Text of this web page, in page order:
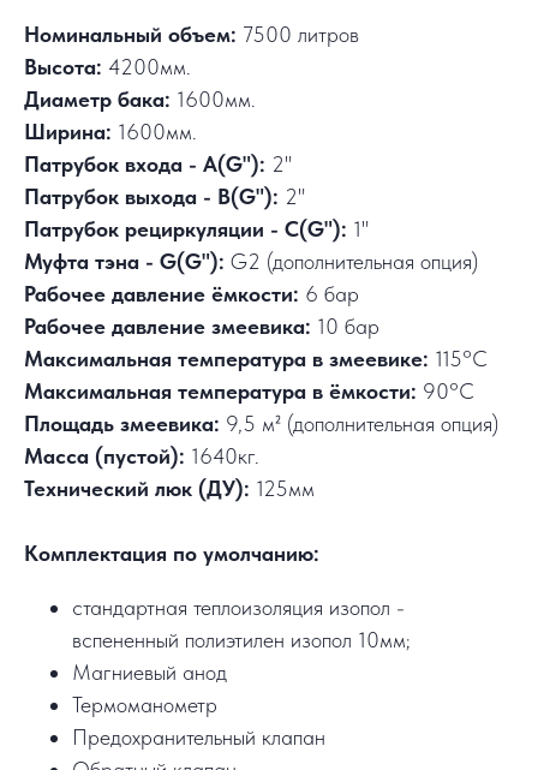
Номинальный объем: 7500 литров
Высота: 4200мм.
Диаметр бака: 1600мм.
Ширина: 1600мм.
Патрубок входа - А(G"): 2"
Патрубок выхода - В(G"): 2"
Патрубок рециркуляции - С(G"): 1"
Муфта тэна - G(G"): G2 (дополнительная опция)
Рабочее давление ёмкости: 6 бар
Рабочее давление змеевика: 10 бар
Максимальная температура в змеевике: 115°C
Максимальная температура в ёмкости: 90°C
Площадь змеевика: 9,5 м² (дополнительная опция)
Масса (пустой): 1640кг.
Технический люк (ДУ): 125мм
Комплектация по умолчанию:
стандартная теплоизоляция изопол -
вспененный полиэтилен изопол 10мм;
Магниевый анод
Термоманометр
Предохранительный клапан